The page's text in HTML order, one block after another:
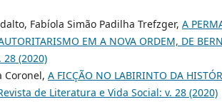
Fabíola Simão Padilha Trefzger, A
EM A NOVA ORDEM, DE
28 (2020)
Coronel, A FICÇÃO NO LABIRINTO DA
de Literatura e Vida Social: v. 28 (2020)